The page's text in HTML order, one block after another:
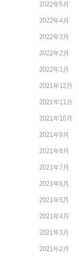
2022年5月
2022年4月
2022年3月
2022年2月
2022年1月
2021年12月
2021年11月
2021年10月
2021年9月
2021年8月
2021年7月
2021年6月
2021年5月
2021年4月
2021年3月
2021年2月